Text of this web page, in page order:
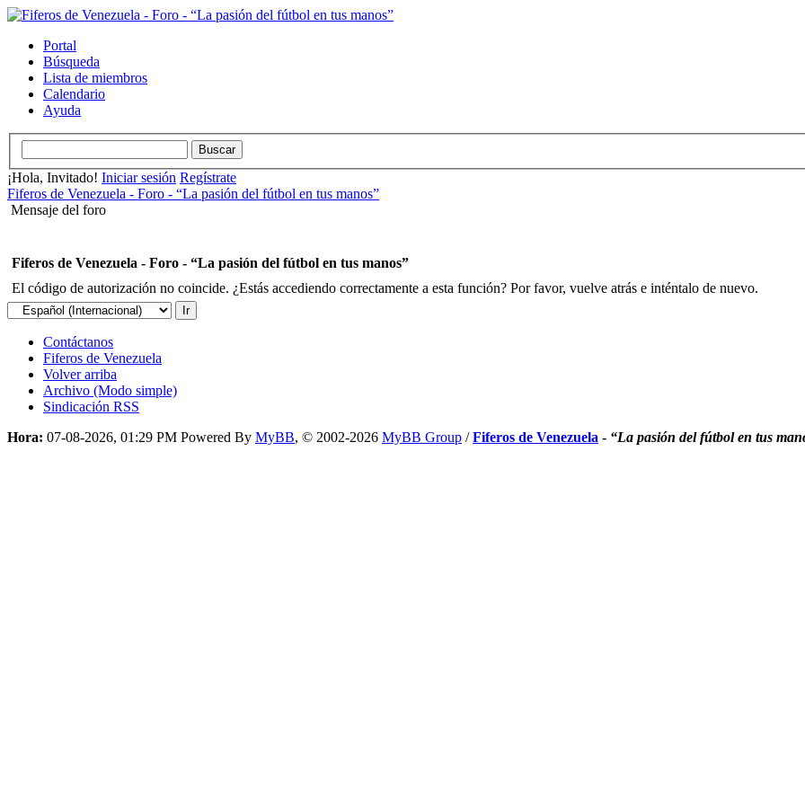
Portal
Búsqueda
Lista de miembros
Calendario
Ayuda
¡Hola, Invitado! Iniciar sesión Regístrate
Fiferos de Venezuela - Foro - “La pasión del fútbol en tus manos”
Mensaje del foro
Fiferos de Venezuela - Foro - “La pasión del fútbol en tus manos”
El código de autorización no coincide. ¿Estás accediendo correctamente a esta función? Por favor, vuelve atrás e inténtalo de nuevo.
Contáctanos
Fiferos de Venezuela
Volver arriba
Archivo (Modo simple)
Sindicación RSS
Hora: 07-08-2026, 01:29 PM Powered By MyBB, © 2002-2026 MyBB Group /Fiferos de Venezuela - “La pasión del fútbol en tus